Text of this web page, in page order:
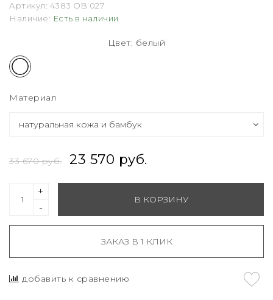
Артикул: 4383 OB 027
Наличие: Есть в наличии
Цвет: белый
Материал
33 670 руб. 23 570 руб.
-
+
В КОРЗИНУ
ЗАКАЗ В 1 КЛИК
добавить к сравнению